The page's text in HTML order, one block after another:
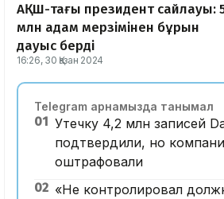
АҚШ-тағы президент сайлауы:
млн адам мерзімінен бұрын
дауыс берді
16:26, 30 Қазан 2024
Telegram арнамызда танымал
01 Утечку 4,2 млн записей
подтвердили, но
оштрафовали
02 «Не контролировал